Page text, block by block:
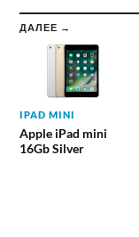
ДАЛЕЕ →
IPAD MINI
Apple iPad mini
16Gb Silver